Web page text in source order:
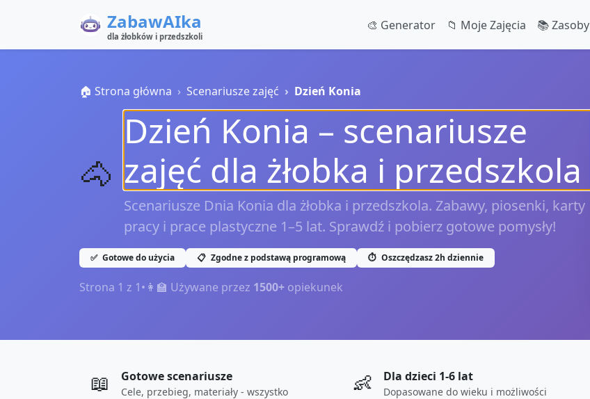
ZabawAIka
dla żłobków i przedszkoli
🎨 Generator 📁 Moje Zajęcia 📚 Zasoby
🏠 Strona główna Scenariusze zajęć Dzień Konia
🐴
Dzień Konia – scenariusze
zajęć dla żłobka i przedszkola
Scenariusze Dnia Konia dla żłobka i przedszkola. Zabawy, piosenki, karty
pracy i prace plastyczne 1–5 lat. Sprawdź i pobierz gotowe pomysły!
✅ Gotowe do użycia 📋 Zgodne z podstawą programową ⏱️ Oszczędzasz 2h dziennie
Strona 1 z 1• 👩‍🏫 Używane przez 1500+ opiekunek
📖 Gotowe scenariusze
Cele, przebieg, materiały - wszystko
👶 Dla dzieci 1-6 lat
Dopasowane do wieku i możliwości